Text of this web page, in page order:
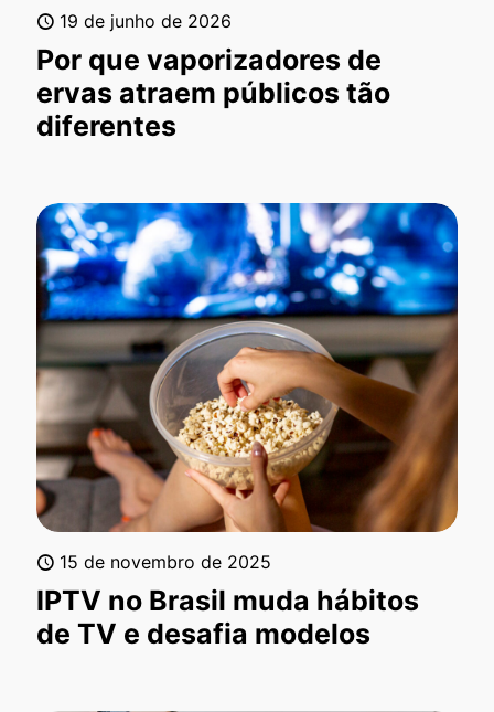
19 de junho de 2026
Por que vaporizadores de
ervas atraem públicos tão
diferentes
15 de novembro de 2025
IPTV no Brasil muda hábitos
de TV e desafia modelos